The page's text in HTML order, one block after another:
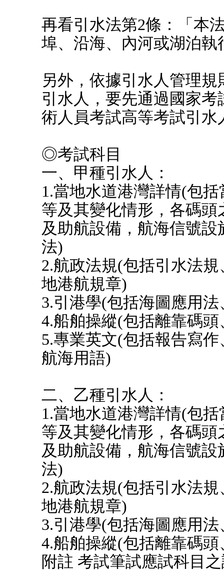
再看引水法第2條：「本
埠、沿海、內河或湖泊
另外，依據引水人管理
引水人，要先通過國家
術人員考試高等考試引
◎考試科目
一、甲種引水人：
1.當地水道港灣詳情(包
等及其變化情形，各碼
及助航設備，航海信號
法)
2.航政法規(包括引水法
地港航規章)
3.引港學(包括海圖應用
4.船舶操縱(包括離靠碼
5.專業英文(包括報告寫
航海用語)
二、乙種引水人：
1.當地水道港灣詳情(包
等及其變化情形，各碼
及助航設備，航海信號
法)
2.航政法規(包括引水法
地港航規章)
3.引港學(包括海圖應用
4.船舶操縱(包括離靠碼
附註 考試筆試應試科目